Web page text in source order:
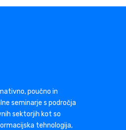
poučno in
seminarje s področja
sektorjih kot so
tehnologija,